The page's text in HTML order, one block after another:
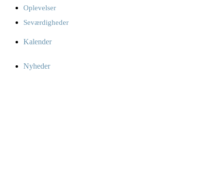
Oplevelser
Seværdigheder
Kalender
Nyheder